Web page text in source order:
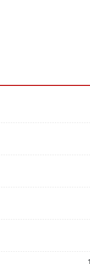
Le service
française d’Extrême-
Nguyễn Kim Thọ, Đinh
Manikus dans les locaux
Hanoi, 1939 Phòng Tư liệu
Viễn Đông Bác cổ Pháp:
Thọ, Đinh Văn Nội và Jean
phòng chuyên môn của